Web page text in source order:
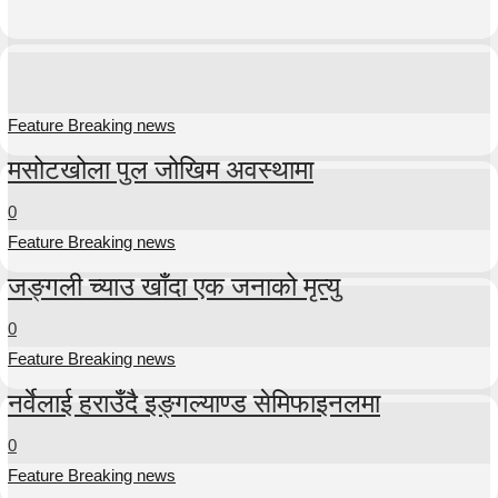
Feature Breaking news
मसोटखोला पुल जोखिम अवस्थामा
0
Feature Breaking news
जङ्गली च्याउ खाँदा एक जनाको मृत्यु
0
Feature Breaking news
नर्वेलाई हराउँदै इङ्गल्याण्ड सेमिफाइनलमा
0
Feature Breaking news